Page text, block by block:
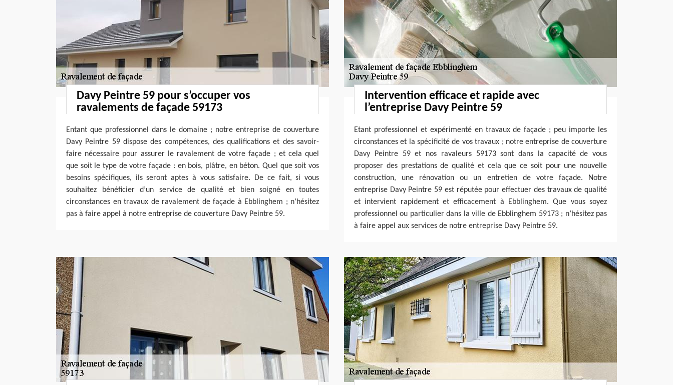
Davy Peintre 59 pour s’occuper vos
ravalements de façade 59173
Entant que professionnel dans le domaine ; notre entreprise de couverture
Davy Peintre 59 dispose des compétences, des qualifications et des savoir-
faire nécessaire pour assurer le ravalement de votre façade ; et cela quel
que soit le type de votre façade : en bois, plâtre, en béton. Quel que soit vos
besoins spécifiques, ils seront aptes à vous satisfaire. De ce fait, si vous
souhaitez bénéficier d’un service de qualité et bien soigné en toutes
circonstances en travaux de ravalement de façade à Ebblinghem ; n’hésitez
pas à faire appel à notre entreprise de couverture Davy Peintre 59.
Intervention efficace et rapide avec
l’entreprise Davy Peintre 59
Etant professionnel et expérimenté en travaux de façade ; peu importe les
circonstances et la spécificité de vos travaux ; notre entreprise de couverture
Davy Peintre 59 et nos ravaleurs 59173 sont dans la capacité de vous
proposer des prestations de qualité et cela que ce soit pour une nouvelle
construction, une rénovation ou un entretien de votre façade. Notre
entreprise Davy Peintre 59 est réputée pour effectuer des travaux de qualité
et intervient rapidement et efficacement à Ebblinghem. Que vous soyez
professionnel ou particulier dans la ville de Ebblinghem 59173 ; n’hésitez pas
à faire appel aux services de notre entreprise Davy Peintre 59.